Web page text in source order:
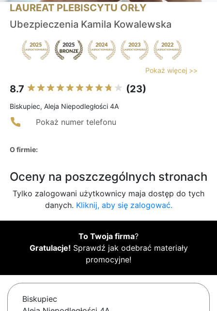
LAUREAT PLEBISCYTU ORŁY
Ubezpieczenia Kamila Kowalewska
Pokaż więcej >>
8.7 (23)
Biskupiec, Aleja Niepodległości 4A
Pokaż numer telefonu
O firmie:
Oceny na poszczególnych stronach
Tylko zalogowani użytkownicy maja dostęp do tych
danych. Kliknij, aby się zalogować.
To Twoja firma?
Gratulacje! Sprawdź jak odebrać materiały
promocyjne!
Biskupiec